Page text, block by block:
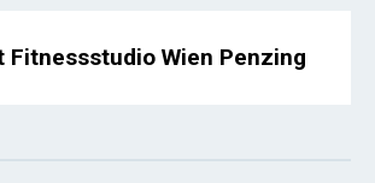
Fitnessstudio Wien Penzing